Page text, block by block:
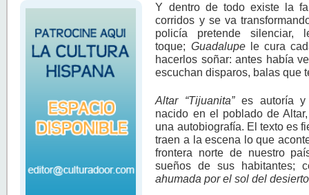
Y dentro de todo existe la
corridos y se va
policía pretende
toque; Guadalupele cura
hacerlos soñar: antes había
escuchan disparos, balas que
Altar “Tijuanita”es autoría y
nacido en el poblado de
una autobiografía. El texto es
traen a la escena lo que
frontera norte de nuestro
sueños de sus habitantes;
ahumada por el sol del